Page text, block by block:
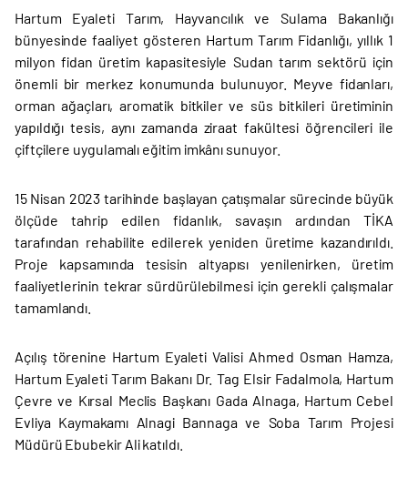
Hartum Eyaleti Tarım, Hayvancılık ve Sulama Bakanlığı
bünyesinde faaliyet gösteren Hartum Tarım Fidanlığı, yıllık 1
milyon fidan üretim kapasitesiyle Sudan tarım sektörü için
önemli bir merkez konumunda bulunuyor. Meyve fidanları,
orman ağaçları, aromatik bitkiler ve süs bitkileri üretiminin
yapıldığı tesis, aynı zamanda ziraat fakültesi öğrencileri ile
çiftçilere uygulamalı eğitim imkânı sunuyor.
15 Nisan 2023 tarihinde başlayan çatışmalar sürecinde büyük
ölçüde tahrip edilen fidanlık, savaşın ardından TİKA
tarafından rehabilite edilerek yeniden üretime kazandırıldı.
Proje kapsamında tesisin altyapısı yenilenirken, üretim
faaliyetlerinin tekrar sürdürülebilmesi için gerekli çalışmalar
tamamlandı.
Açılış törenine Hartum Eyaleti Valisi Ahmed Osman Hamza,
Hartum Eyaleti Tarım Bakanı Dr. Tag Elsir Fadalmola, Hartum
Çevre ve Kırsal Meclis Başkanı Gada Alnaga, Hartum Cebel
Evliya Kaymakamı Alnagi Bannaga ve Soba Tarım Projesi
Müdürü Ebubekir Ali katıldı.